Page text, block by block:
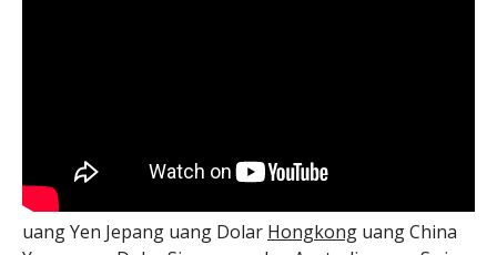
uang Yen Jepang uang Dolar Hongkong uang China